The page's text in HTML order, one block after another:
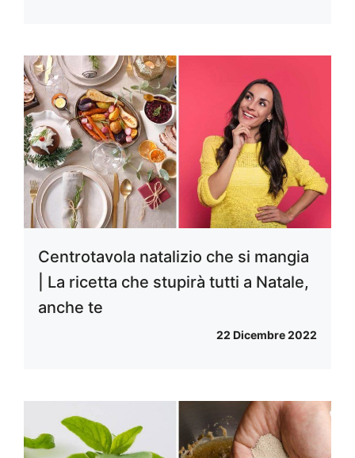
Centrotavola natalizio che si mangia
| La ricetta che stupirà tutti a Natale,
anche te
22 Dicembre 2022